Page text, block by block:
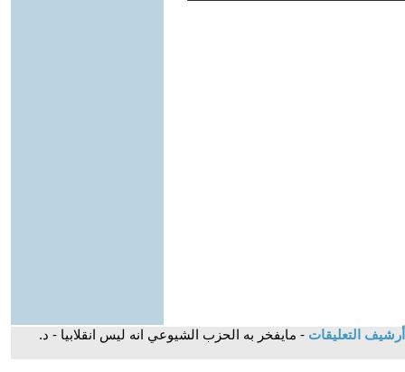
أرشيف التعليقات - ‎مايفخر به الحزب الشيوعي انه ليس انقلابيا - د.